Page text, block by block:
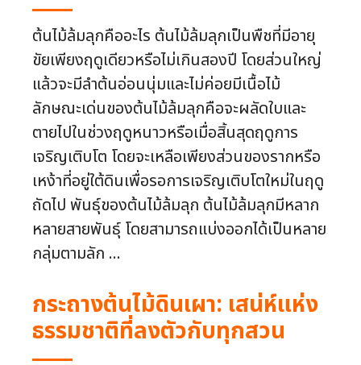
ต้นไม้ล้มลุกคืออะไร ต้นไม้ล้มลุกเป็นพืชที่มีอายุ
ขัยเพียงฤดูเดียวหรือไม่เกินสองปี โดยส่วนใหญ่
แล้วจะมีลำต้นอ่อนนุ่มและไม่ค่อยมีเนื้อไม้
ลักษณะเด่นของต้นไม้ล้มลุกคือจะผลัดใบและ
ตายไปในช่วงฤดูหนาวหรือเมื่อสิ้นสุดฤดูการ
เจริญเติบโต โดยจะเหลือเพียงส่วนของรากหรือ
เหง้าที่อยู่ใต้ดินเพื่อรอการเจริญเติบโตใหม่ในฤดู
ถัดไป พันธุ์ของต้นไม้ล้มลุก ต้นไม้ล้มลุกมีหลาก
หลายสายพันธุ์ โดยสามารถแบ่งออกได้เป็นหลาย
กลุ่มตามลัก ...
กระถางต้นไม้ดินเผา: เสน่ห์แห่ง
ธรรมชาติที่ลงตัวกับทุกสวน